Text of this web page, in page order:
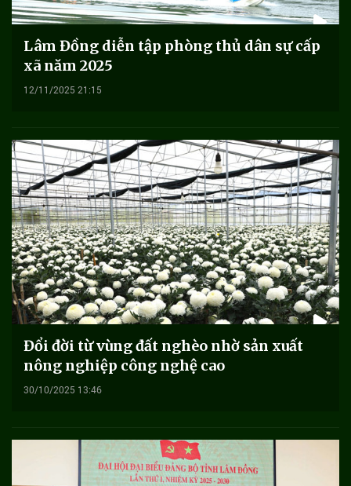
Lâm Đồng diễn tập phòng thủ dân sự cấp
xã năm 2025
12/11/2025 21:15
Đổi đời từ vùng đất nghèo nhờ sản xuất
nông nghiệp công nghệ cao
30/10/2025 13:46